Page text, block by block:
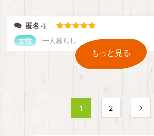
匿名
5段階中
女性 一人暮らし
次は民族調のデザインにも挑戦して
もっと見る
1 2 